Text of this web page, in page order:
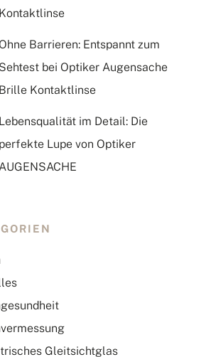
Kontaktlinse
Ohne Barrieren: Entspannt zum
Sehtest bei Optiker Augensache
Brille Kontaktlinse
Lebensqualität im Detail: Die
perfekte Lupe von Optiker
Gleitsichtglas